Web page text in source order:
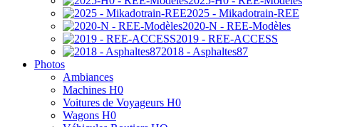
2025 - Mikadotrain-REE
2020-N - REE-Modèles
2019 - REE-ACCESS
2018 - Asphaltes87
Photos
Ambiances
Machines H0
Voitures de Voyageurs H0
Wagons H0